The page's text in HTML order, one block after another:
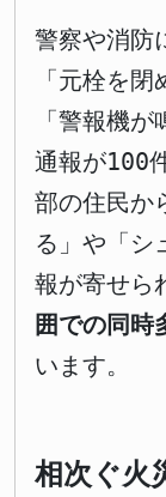
警察や消防
「元栓を
「警報機
通報が100
部の住民か
る」や「シ
報が寄せら
囲での同時
います。
相次ぐ火